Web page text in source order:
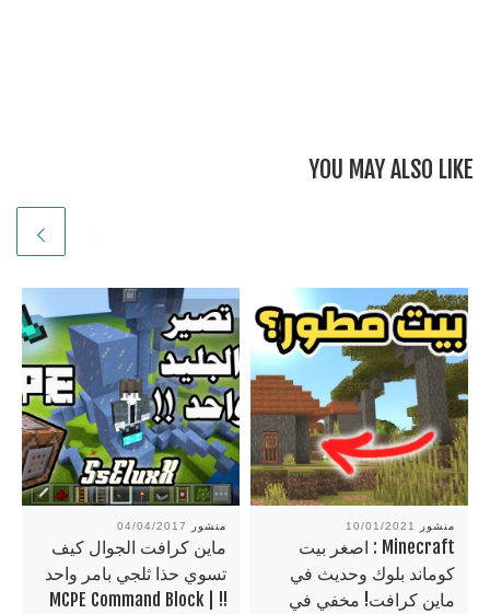
YOU MAY ALSO LIKE
منشور 04/04/2017
ماين كرافت الجوال كيف
تسوي حذا ثلجي بامر واحد
!! | MCPE Command Block
منشور 10/01/2021
Minecraft : اصغر بيت
كوماند بلوك وحديث في
ماين كرافت! مخفي في